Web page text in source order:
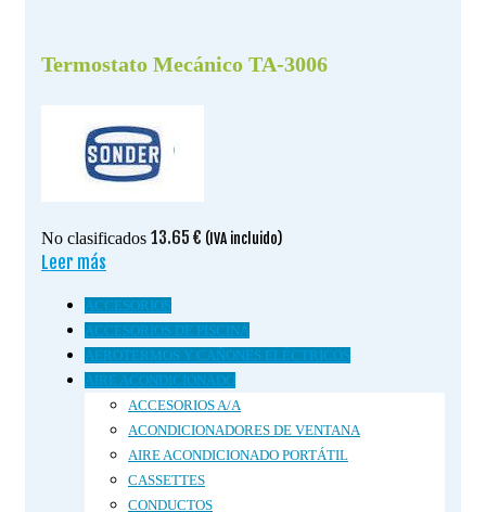
Termostato Mecánico TA-3006
No clasificados 13.65 € (IVA incluido)
Leer más
ACCESORIOS
ACCESORIOS DE PISCINA
AEROTERMOS Y CAÑONES ELÉCTRICOS
AIRE ACONDICIONADO
ACCESORIOS A/A
ACONDICIONADORES DE VENTANA
AIRE ACONDICIONADO PORTÁTIL
CASSETTES
CONDUCTOS